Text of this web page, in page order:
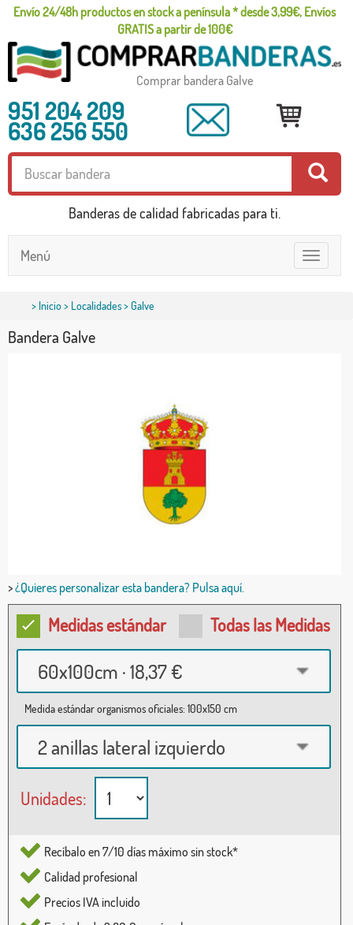
Envío 24/48h productos en stock a península * desde 3,99€, Envíos
GRATIS a partir de 100€
Comprar bandera Galve
951 204 209
636 256 550
Banderas de calidad fabricadas para ti.
Toggle
navigation
Menú
> Inicio> Localidades> Galve
Bandera Galve
>¿Quieres personalizar esta bandera? Pulsa aquí.
Medidas estándar Todas las Medidas
60x100cm · 18,37 €
Medida estándar organismos oficiales: 100x150 cm
2 anillas lateral izquierdo
Unidades:
Recíbalo en 7/10 días máximo sin stock*
Calidad profesional
Precios IVA incluido